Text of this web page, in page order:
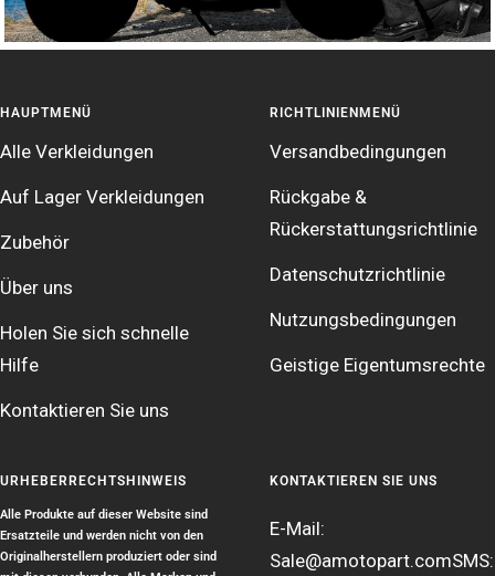
HAUPTMENÜ
Alle Verkleidungen
Auf Lager Verkleidungen
Zubehör
Über uns
Holen Sie sich schnelle
Hilfe
Kontaktieren Sie uns
RICHTLINIENMENÜ
Versandbedingungen
Rückgabe &
Rückerstattungsrichtlinie
Datenschutzrichtlinie
Nutzungsbedingungen
Geistige Eigentumsrechte
URHEBERRECHTSHINWEIS
Alle Produkte auf dieser Website sind
Ersatzteile und werden nicht von den
Originalherstellern produziert oder sind
KONTAKTIEREN SIE UNS
E-Mail:
Sale@amotopart.comSMS: